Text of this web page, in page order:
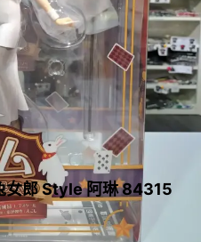
女郎 Style 阿琳 84315